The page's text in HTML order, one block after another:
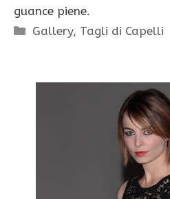
guance piene.
Categorie
Gallery, Tagli di Capelli